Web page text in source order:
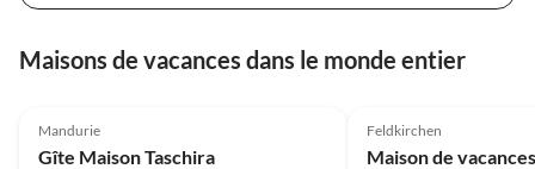
Maisons de vacances dans le monde entier
Mandurie
Gîte Maison Taschira
Feldkirchen